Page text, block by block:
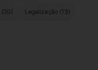
(20) Legalização (13)